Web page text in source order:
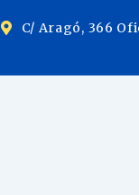
C/ Aragó, 366